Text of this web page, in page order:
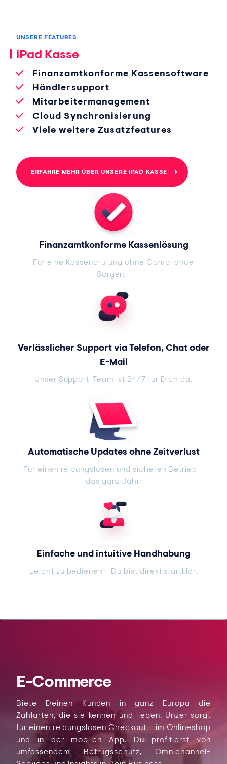
UNSERE FEATURES
iPad Kasse
Finanzamtkonforme Kassensoftware
Händlersupport
Mitarbeitermanagement
Cloud Synchronisierung
Viele weitere Zusatzfeatures
ERFAHRE MEHR ÜBER UNSERE IPAD KASSE
Finanzamtkonforme Kassenlösung
Für eine Kassenprüfung ohne Compliance
Sorgen.
Verlässlicher Support via Telefon, Chat oder
E-Mail
Unser Support-Team ist 24/7 für Dich da.
Automatische Updates ohne Zeitverlust
Für einen reibungslosen und sicheren Betrieb –
das ganz Jahr.
Einfache und intuitive Handhabung
Leicht zu bedienen - Du bist direkt startklar.
E-Commerce
Biete Deinen Kunden in ganz Europa die
Zahlarten, die sie kennen und lieben. Unzer sorgt
für einen reibungslosen Checkout – im Onlineshop
und in der mobilen App. Du profitierst von
umfassendem Betrugsschutz, Omnichannel-